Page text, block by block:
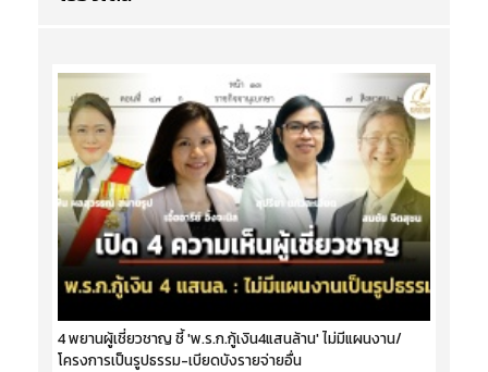
4 พยานผู้เชี่ยวชาญ ชี้ 'พ.ร.ก.กู้เงิน4แสนล้าน' ไม่มีแผนงาน/
โครงการเป็นรูปธรรม-เบียดบังรายจ่ายอื่น